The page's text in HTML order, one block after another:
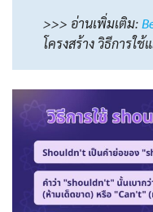
>>> อ่านเพิ่มเติม:
โครงสร้าง วิธีการใ